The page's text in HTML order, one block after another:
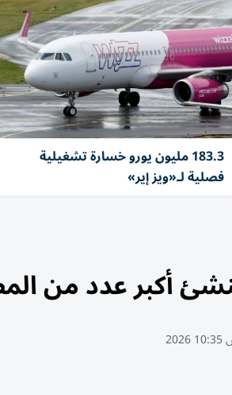
183.3 مليون يورو خسارة تشغيلية
فصلية لـ«ويز إير»
أكبر عدد من